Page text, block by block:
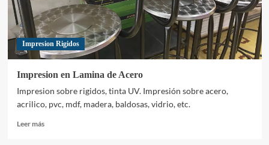
Impresion Rigidos
Impresion en Lamina de Acero
Impresion sobre rigidos, tinta UV. Impresión sobre acero,
acrilico, pvc, mdf, madera, baldosas, vidrio, etc.
Leer másLeer